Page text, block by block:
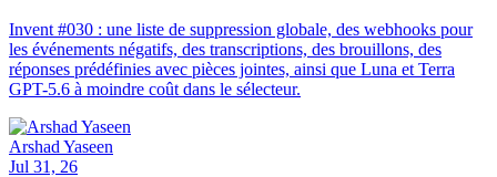
Invent #030 : une liste de suppression globale, des webhooks pour
les événements négatifs, des transcriptions, des brouillons, des
réponses prédéfinies avec pièces jointes, ainsi que Luna et Terra
GPT-5.6 à moindre coût dans le sélecteur.
Arshad Yaseen
Jul 31, 26